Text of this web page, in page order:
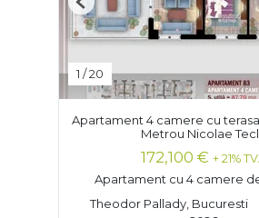
1 /20
Previous
Apartament 4 camere cu
Metrou Nicolae
172,100 € + 21%
Apartament cu 4 camere
Theodor Pallady, Bucuresti